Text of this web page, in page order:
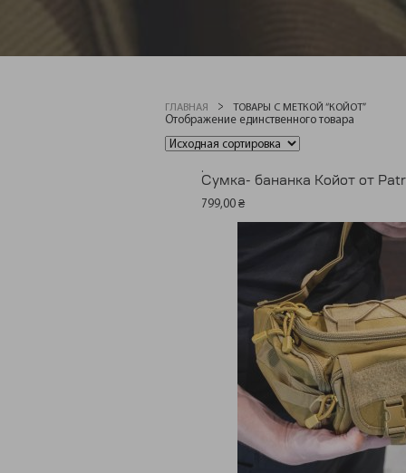
ГЛАВНАЯ ТОВАРЫ С МЕТКОЙ “КОЙОТ”
Отображение единственного товара
.
Сумка- бананка Койот от
799,00 ₴